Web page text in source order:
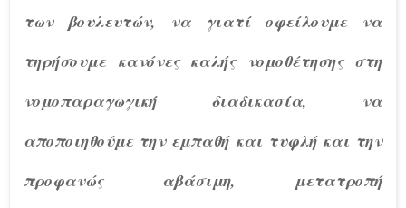
των βουλευτών, να γιατί οφείλουμε να
τηρήσουμε κανόνες καλής νομοθέτησης στη
νομοπαραγωγική διαδικασία, να
αποποιηθούμε την εμπαθή και τυφλή και την
προφανώς αβάσιμη, μετατροπή